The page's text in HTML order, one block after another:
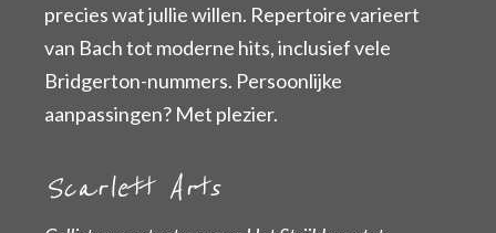
precies wat jullie willen. Repertoire varieert
van Bach tot moderne hits, inclusief vele
Bridgerton-nummers. Persoonlijke
aanpassingen? Met plezier.
Scarlett Arts